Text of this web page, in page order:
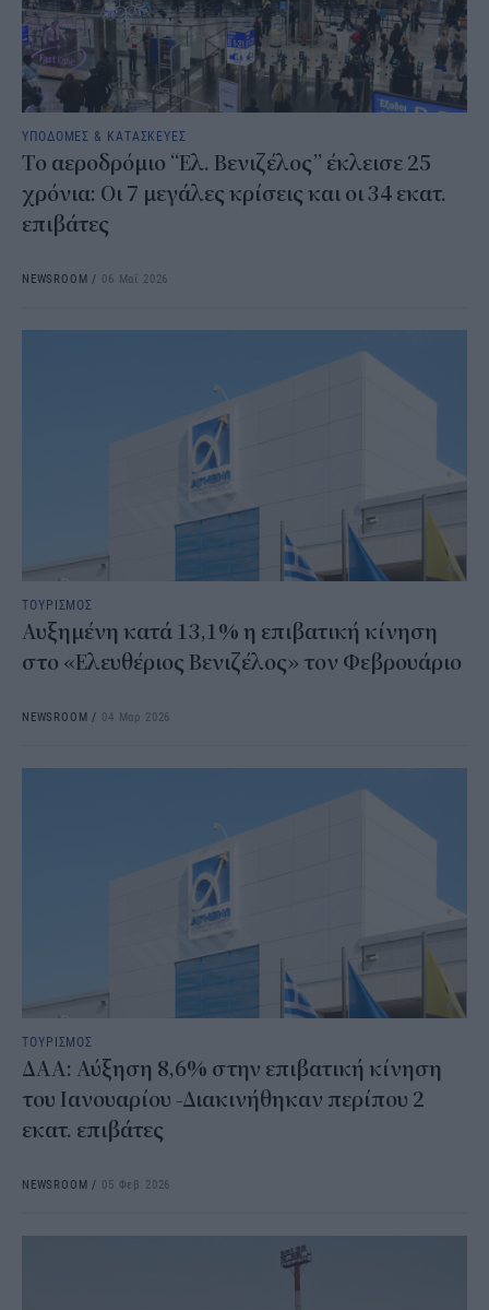
ΥΠΟΔΟΜΕΣ & ΚΑΤΑΣΚΕΥΕΣ
Το αεροδρόμιο “Ελ. Βενιζέλος” έκλεισε 25
χρόνια: Οι 7 μεγάλες κρίσεις και οι 34 εκατ.
επιβάτες
NEWSROOM / 06 Μαΐ 2026
ΤΟΥΡΙΣΜΟΣ
Αυξημένη κατά 13,1% η επιβατική κίνηση
στο «Ελευθέριος Βενιζέλος» τον Φεβρουάριο
NEWSROOM / 04 Μαρ 2026
ΤΟΥΡΙΣΜΟΣ
ΔΑΑ: Αύξηση 8,6% στην επιβατική κίνηση
του Ιανουαρίου -Διακινήθηκαν περίπου 2
εκατ. επιβάτες
NEWSROOM / 05 Φεβ 2026